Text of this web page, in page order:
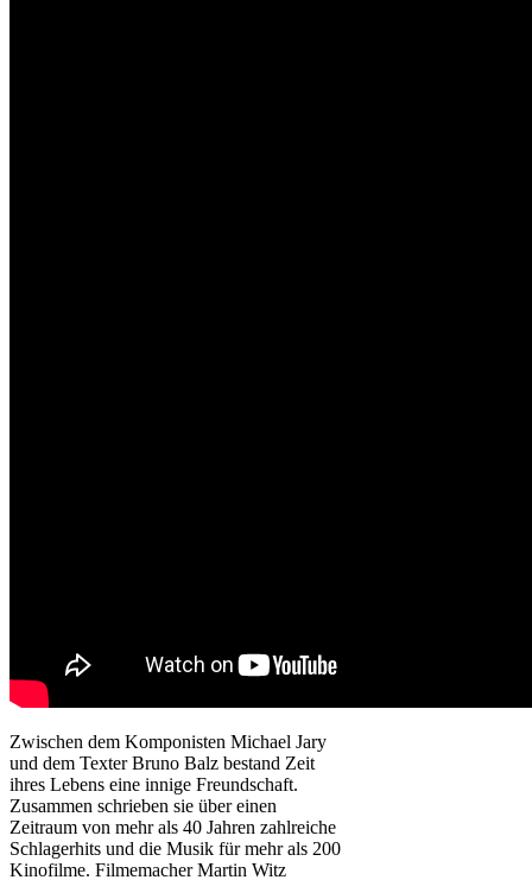
Zwischen dem Komponisten Michael Jary
und dem Texter Bruno Balz bestand Zeit
ihres Lebens eine innige Freundschaft.
Zusammen schrieben sie über einen
Zeitraum von mehr als 40 Jahren zahlreiche
Schlagerhits und die Musik für mehr als 200
Kinofilme. Filmemacher Martin Witz